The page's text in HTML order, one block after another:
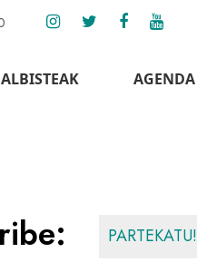
ALBISTEAK AGENDA
PARTEKATU!